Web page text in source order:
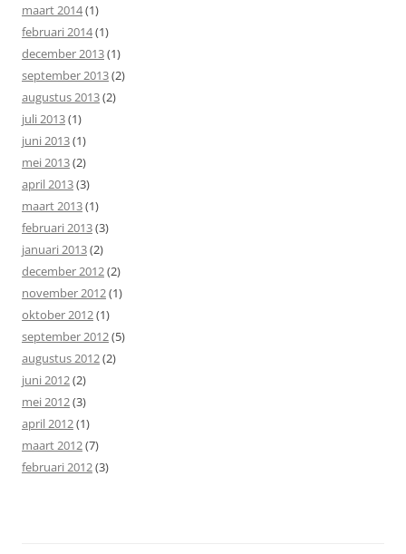
maart 2014(1)
februari 2014(1)
december 2013(1)
september 2013(2)
augustus 2013(2)
juli 2013(1)
juni 2013(1)
mei 2013(2)
april 2013(3)
maart 2013(1)
februari 2013(3)
januari 2013(2)
december 2012(2)
november 2012(1)
oktober 2012(1)
september 2012(5)
augustus 2012(2)
juni 2012(2)
mei 2012(3)
april 2012(1)
maart 2012(7)
februari 2012(3)